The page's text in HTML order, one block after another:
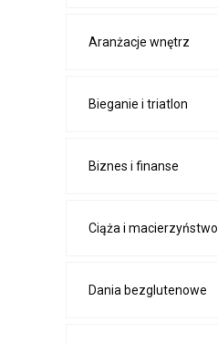
Aranżacje wnętrz
Bieganie i triatlon
Biznes i finanse
Ciąża i macierzyństwo
Dania bezglutenowe